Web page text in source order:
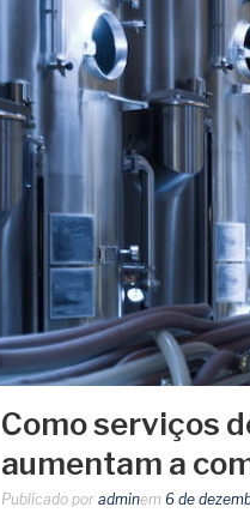
Como serviços
aumentam a
Publicado por adminem 6 de